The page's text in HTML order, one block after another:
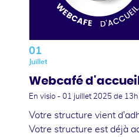
01
Juillet
Webcafé d'accueil
En visio - 01 juillet 2025 de
Votre structure vient
Votre structure est déjà